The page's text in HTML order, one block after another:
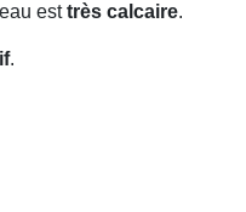
esttrès calcaire.
.